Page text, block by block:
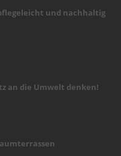
und nachhaltig
an die Umwelt denken!